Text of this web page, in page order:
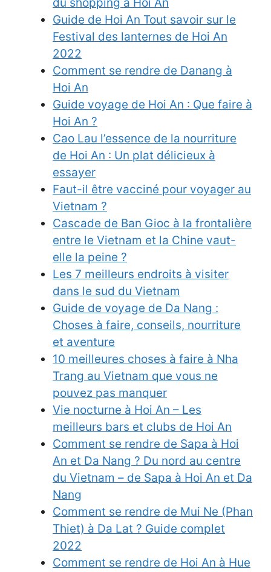
Guide de Hoi An Tout savoir sur le
Festival des lanternes de Hoi An
2022
Comment se rendre de Danang à
Hoi An
Guide voyage de Hoi An : Que faire à
Hoi An ?
Cao Lau l’essence de la nourriture
de Hoi An : Un plat délicieux à
essayer
Faut-il être vacciné pour voyager au
Vietnam ?
Cascade de Ban Gioc à la frontalière
entre le Vietnam et la Chine vaut-
elle la peine ?
Les 7 meilleurs endroits à visiter
dans le sud du Vietnam
Guide de voyage de Da Nang :
Choses à faire, conseils, nourriture
et aventure
10 meilleures choses à faire à Nha
Trang au Vietnam que vous ne
pouvez pas manquer
Vie nocturne à Hoi An – Les
meilleurs bars et clubs de Hoi An
Comment se rendre de Sapa à Hoi
An et Da Nang ? Du nord au centre
du Vietnam – de Sapa à Hoi An et Da
Nang
Comment se rendre de Mui Ne (Phan
Thiet) à Da Lat ? Guide complet
2022
Comment se rendre de Hoi An à Hue